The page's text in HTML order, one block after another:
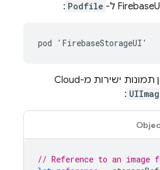
Podfile
:
pod 'FirebaseStorageUI'
תמונות ישירות מ-Cloud
:
// Reference to an image